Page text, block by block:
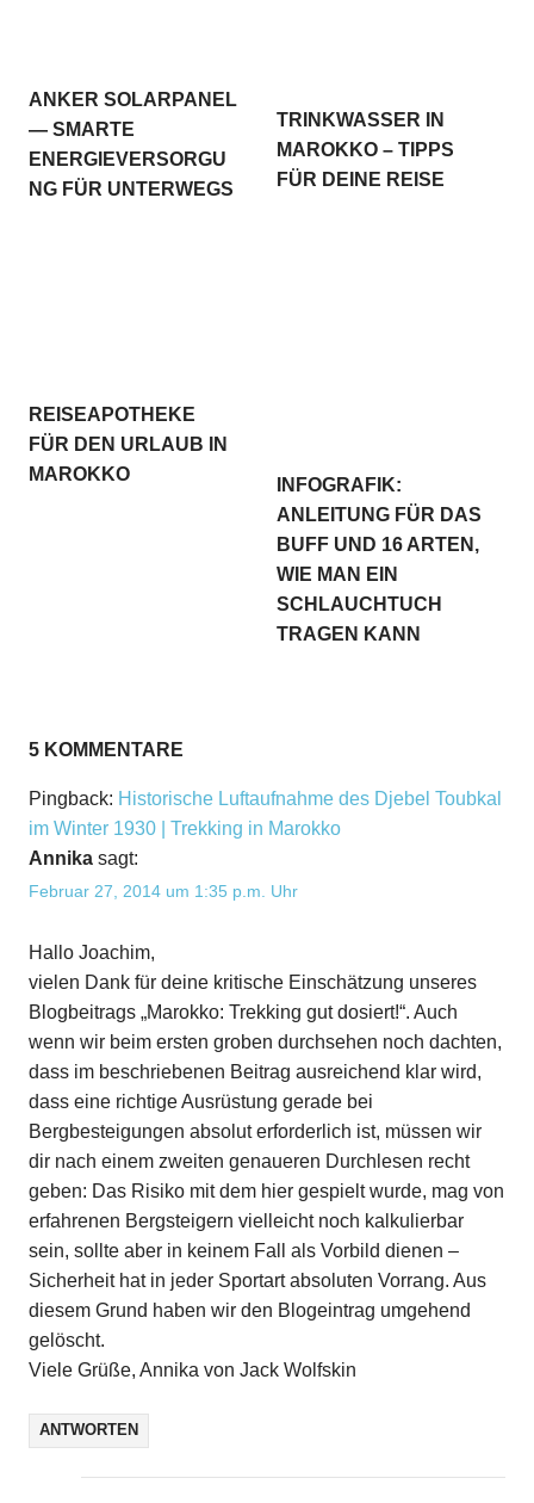
ANKER SOLARPANEL
— SMARTE
ENERGIEVERSORGU
NG FÜR UNTERWEGS
TRINKWASSER IN
MAROKKO – TIPPS
FÜR DEINE REISE
REISEAPOTHEKE
FÜR DEN URLAUB IN
MAROKKO
INFOGRAFIK:
ANLEITUNG FÜR DAS
BUFF UND 16 ARTEN,
WIE MAN EIN
SCHLAUCHTUCH
TRAGEN KANN
5 KOMMENTARE
Pingback: Historische Luftaufnahme des Djebel Toubkal
im Winter 1930 | Trekking in Marokko
Annika sagt:
Februar 27, 2014 um 1:35 p.m. Uhr
Hallo Joachim,
vielen Dank für deine kritische Einschätzung unseres
Blogbeitrags „Marokko: Trekking gut dosiert!“. Auch
wenn wir beim ersten groben durchsehen noch dachten,
dass im beschriebenen Beitrag ausreichend klar wird,
dass eine richtige Ausrüstung gerade bei
Bergbesteigungen absolut erforderlich ist, müssen wir
dir nach einem zweiten genaueren Durchlesen recht
geben: Das Risiko mit dem hier gespielt wurde, mag von
erfahrenen Bergsteigern vielleicht noch kalkulierbar
sein, sollte aber in keinem Fall als Vorbild dienen –
Sicherheit hat in jeder Sportart absoluten Vorrang. Aus
diesem Grund haben wir den Blogeintrag umgehend
gelöscht.
Viele Grüße, Annika von Jack Wolfskin
ANTWORTEN